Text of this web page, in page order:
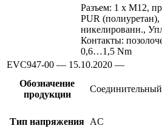
Разъем: 1 x M12,
PUR (полиуретан),
никелированн.,
Контакты:
0,6…1,5 Nm
EVC947-00 — 15.10.2020 —
Обозначение
продукции
Соединительный
Тип напряжения AC